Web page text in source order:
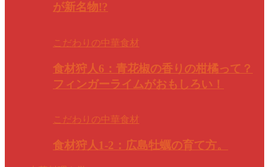
が新名物!?
こだわりの中華食材
食材狩人6：青花椒の香りの柑橘って？
フィンガーライムがおもしろい！
こだわりの中華食材
食材狩人1-2：広島牡蠣の育て方。